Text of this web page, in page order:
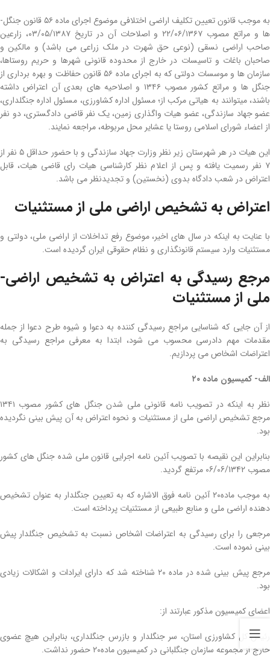
به موجب قانون تعیین تکلیف اراضی اختلافی موضوع اجرای ماده ۵۶ قانون جنگل­
ها و مراتع مصوب ۲۲/۰۶/۱۳۶۷ و اصلاحات آن در تاریخ ۰۳/۰۵/۱۳۸۷، زارعین
صاحب اراضی نسقی (نوعی حق شهرت در ملک زراعی می‌ باشد) و مالکین و
صاحبان باغات و تاسیسات در خارج از محدوده قانونی شهرها و حریم روستاها،
سازمان‌ ها و ‌موسسات دولتی که به اجرای ماده ۵۶ قانون حفاظت و بهره‌ برداری از
جنگل‌ ها و مراتع کشور مصوب ۱۳۴۶ و اصلاحیه‌ های بعدی آن اعتراض داشته‌
باشند، میتوانند به هیاتی مرکب از؛ مسئول اداره کشاورزی، مسئول اداره جنگل­داری،
عضو جهاد سازندگی، عضو هیات واگذاری زمین، یک نفر قاضی دادگستری، دو نفر
از اعضاء شورای اسلامی روستا یا عشایر محل مربوطه، مراجعه نمایند.
این هیات در هر شهرستان زیر نظر وزارت جهاد سازندگی و با حضور حداقل ۵ نفر از
۷ نفر رسمیت یافته و پس از اعلام نظر کارشناسی هیات رای قاضی‌ هیات‌، قابل
اعتراض در شعب دادگاه بدوی (نخستین) و تجدیدنظر می‌ باشد.
اعتراض به تشخیص اراضی­ ملی از مستثنیات
با عنایت به اینکه در سال­ های اخیر، موضوع رفع تداخلات از اراضی­ ملی، دولتی و
مستثنیات وارد سیستم قانونگذاری و نظام حقوقی ایران گردیده است.
مرجع رسیدگی به اعتراض به تشخیص اراضی­
ملی از مستثنیات
از آن جایی­ که شناسایی مراجع رسیدگی کننده به دعوا و شیوه طرح دعوا از جمله
مقدمات مهم دادرسی محسوب می‌ شود، ابتدا به معرفی مراجع رسیدگی به
اعتراضات اشخاص می‌ پردازیم.
الف- کمیسیون ماده ۲۰
نظر به اینکه در تصویب­ نامه قانونی ملی شدن جنگل­ های کشور مصوب ۱۳۴۱
مرجع تشخیص اراضی­ ملی از مستثنیات و نحوه­ اعتراض به آن پیش‌ بینی نگردیده
بود.
بنابراین این نقیصه با تصویب آئین­ نامه اجرایی قانون ملی شده جنگل­ های کشور
مصوب 06/06/1342 مرتفع گردید.
به موجب ماده۲۰ آئین­ نامه فوق­ الاشاره که به تعیین جنگل­دار به­ عنوان تشخیص
دهنده اراضی­ ملی و منابع طبیعی از مستثنیات پرداخته است.
مرجعی را برای رسیدگی به اعتراضات اشخاص نسبت به تشخیص جنگل­دار پیش‌
بینی نموده است.
مرجع پیش‌ بینی شده در ماده ۲۰ شناخته شد که دارای ایرادات و اشکالات زیادی
بود.
اعضای کمیسیون مذکور عبارت­ند از:
رئیس کل کشاورزی استان، سر جنگل­دار و بازرس جنگل­داری، بنابراین هیچ عضوی
خارج از مجموعه سازمان جنگل­بانی در کمیسیون ماده۲۰ حضور نداشت.